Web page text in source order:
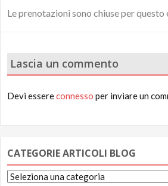
Le prenotazioni sono chiuse per questo
Lascia un commento
Devi essereconnesso per inviare un
CATEGORIE ARTICOLI BLOG
Categorie